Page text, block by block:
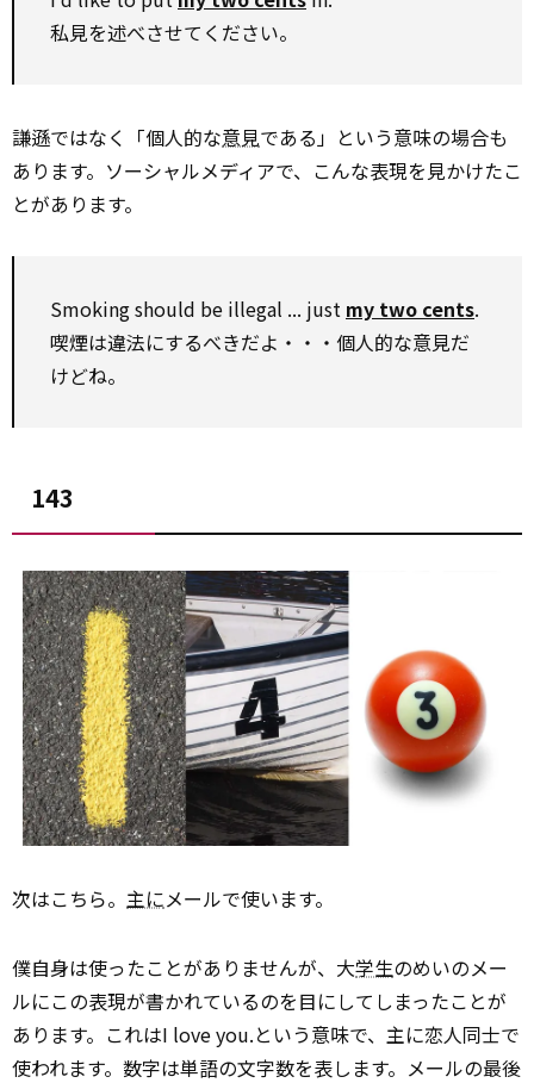
私見を述べさせてください。
謙遜ではなく「個人的な意見である」という意味の場合も
あります。ソーシャルメディアで、こんな表現を見かけたこ
とがあります。
Smoking should be illegal ... just my two cents.
喫煙は違法にするべきだよ・・・個人的な意見だ
けどね。
143
次はこちら。 主にメールで使います。
僕自身は使ったことがありませんが、大学生のめいのメー
ルにこの表現が書かれているのを目にしてしまったことが
あります。これはI love you.という意味で、主に恋人同士で
使われます。数字は単語の文字数を表します。メールの最後